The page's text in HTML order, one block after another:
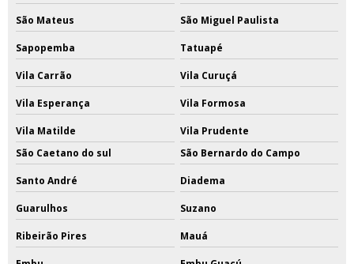
São Mateus São Miguel Paulista
Sapopemba Tatuapé
Vila Carrão Vila Curuçá
Vila Esperança Vila Formosa
Vila Matilde
Vila Prudente
São Caetano do sul
São Bernardo do Campo
Santo André Diadema
Guarulhos Suzano
Ribeirão Pires Mauá